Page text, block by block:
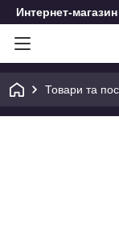
Интернет-
Товари та